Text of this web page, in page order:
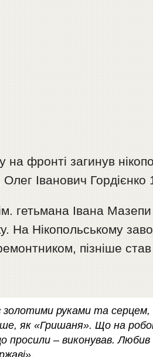
фронті загинув
Іванович
гетьмана Івана Мазепи
На Нікопольському
пізніше
золотими руками та
як «Гришаня». Що на
просили – виконував.